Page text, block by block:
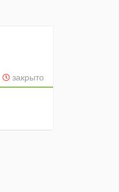
закрыто